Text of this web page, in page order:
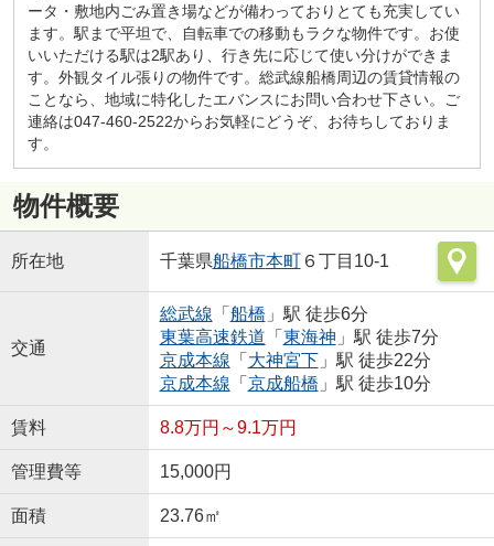
ータ・敷地内ごみ置き場などが備わっておりとても充実してい
ます。駅まで平坦で、自転車での移動もラクな物件です。お使
いいただける駅は2駅あり、行き先に応じて使い分けができま
す。外観タイル張りの物件です。総武線船橋周辺の賃貸情報の
ことなら、地域に特化したエバンスにお問い合わせ下さい。ご
連絡は047-460-2522からお気軽にどうぞ、お待ちしておりま
す。
物件概要
所在地 千葉県船橋市本町６丁目10-1
交通
総武線 「 船橋 」駅 徒歩6分
東葉高速鉄道 「 東海神 」駅 徒歩7分
京成本線 「 大神宮下」駅 徒歩22分
京成本線 「 京成船橋 」駅 徒歩10分
賃料 8.8万円～9.1万円
管理費等 15,000円
面積 23.76㎡